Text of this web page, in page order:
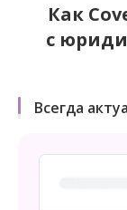
Как
с
Всегда